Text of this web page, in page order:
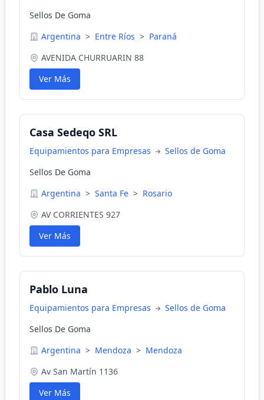
Sellos De Goma
Argentina > Entre Ríos > Paraná
AVENIDA CHURRUARIN 88
Ver Más
Casa Sedeqo SRL
Equipamientos para Empresas
Sellos de Goma
Sellos De Goma
Argentina > Santa Fe > Rosario
AV CORRIENTES 927
Ver Más
Pablo Luna
Equipamientos para Empresas
Sellos de Goma
Sellos De Goma
Argentina > Mendoza > Mendoza
Av San Martín 1136
Ver Más